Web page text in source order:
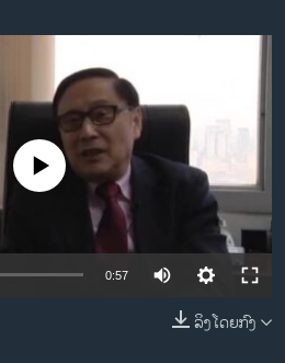
ຫະລັດ 2024
currently available
0:57
ລິງໂດຍກົງ